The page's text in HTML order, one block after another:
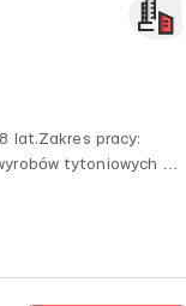
lat.Zakres pracy:
tytoniowych do